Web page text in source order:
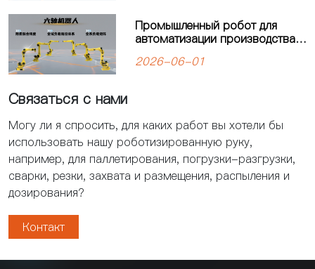
Промышленный робот для
автоматизации производства:
предприятий
2026-06-01
Связаться с нами
Могу ли я спросить, для каких работ вы хотели бы
использовать нашу роботизированную руку,
например, для паллетирования, погрузки-разгрузки,
сварки, резки, захвата и размещения, распыления и
дозирования?
Контакт